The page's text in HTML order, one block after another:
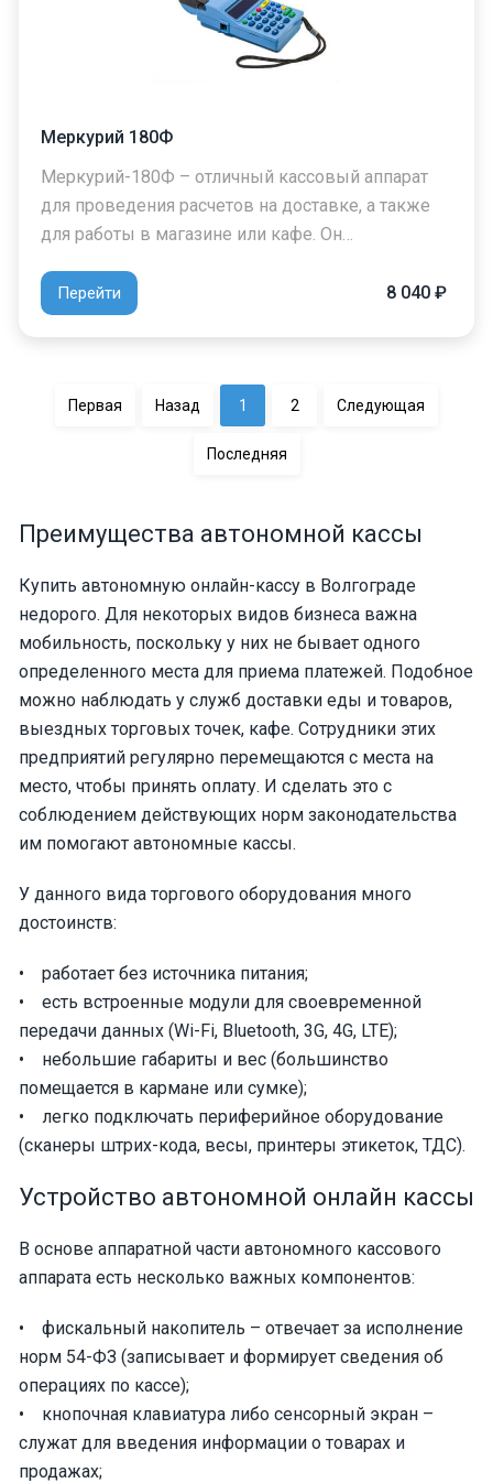
Меркурий 180Ф
Меркурий-180Ф – отличный кассовый аппарат
для проведения расчетов на доставке, а также
для работы в магазине или кафе. Он…
Перейти 8 040 ₽
Первая Назад 1 2 Следующая
Последняя
Преимущества автономной кассы
Купить автономную онлайн-кассу в Волгограде
недорого. Для некоторых видов бизнеса важна
мобильность, поскольку у них не бывает одного
определенного места для приема платежей. Подобное
можно наблюдать у служб доставки еды и товаров,
выездных торговых точек, кафе. Сотрудники этих
предприятий регулярно перемещаются с места на
место, чтобы принять оплату. И сделать это с
соблюдением действующих норм законодательства
им помогают автономные кассы.
У данного вида торгового оборудования много
достоинств:
• работает без источника питания;
• есть встроенные модули для своевременной
передачи данных (Wi-Fi, Bluetooth, 3G, 4G, LTE);
• небольшие габариты и вес (большинство
помещается в кармане или сумке);
• легко подключать периферийное оборудование
(сканеры штрих-кода, весы, принтеры этикеток, ТДС).
Устройство автономной онлайн кассы
В основе аппаратной части автономного кассового
аппарата есть несколько важных компонентов:
• фискальный накопитель – отвечает за исполнение
норм 54-ФЗ (записывает и формирует сведения об
операциях по кассе);
• кнопочная клавиатура либо сенсорный экран –
служат для введения информации о товарах и
продажах;